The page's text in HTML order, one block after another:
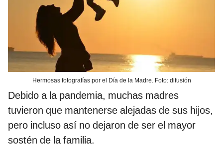
Hermosas fotografías por el Día de la Madre. Foto: difusión
Debido a la pandemia, muchas madres
tuvieron que mantenerse alejadas de sus hijos,
pero incluso así no dejaron de ser el mayor
sostén de la familia.